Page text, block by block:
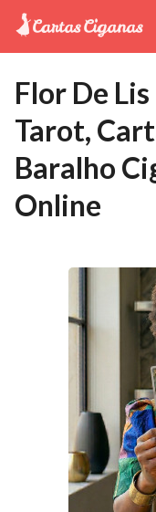
Flor De
Tarot,
Baralho
Online